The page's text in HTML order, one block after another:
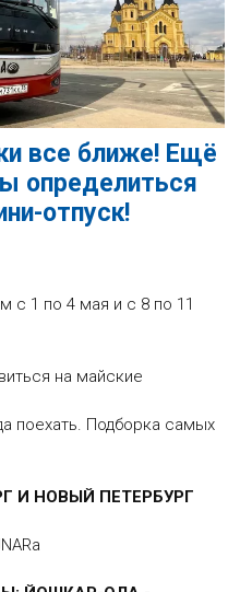
все ближе! Ещё
определиться
отпуск!
с 1 по 4 мая и с 8 по 11
на майские
поехать. Подборка самых
И НОВЫЙ ПЕТЕРБУРГ